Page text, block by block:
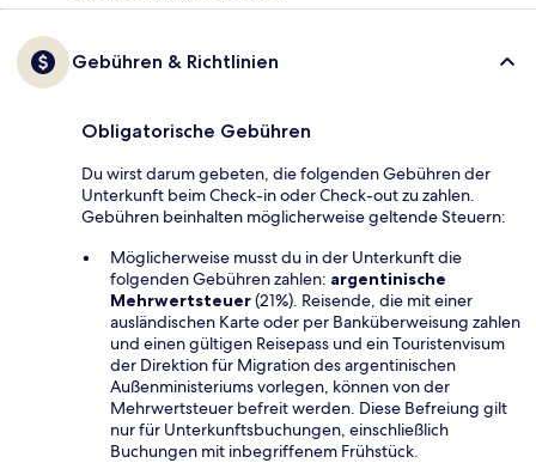
Gebühren & Richtlinien
Obligatorische Gebühren
Du wirst darum gebeten, die folgenden Gebühren der
Unterkunft beim Check-in oder Check-out zu zahlen.
Gebühren beinhalten möglicherweise geltende Steuern:
Möglicherweise musst du in der Unterkunft die
folgenden Gebühren zahlen: argentinische
Mehrwertsteuer(21%). Reisende, die mit einer
ausländischen Karte oder per Banküberweisung zahlen
und einen gültigen Reisepass und ein Touristenvisum
der Direktion für Migration des argentinischen
Außenministeriums vorlegen, können von der
Mehrwertsteuer befreit werden. Diese Befreiung gilt
nur für Unterkunftsbuchungen, einschließlich
Buchungen mit inbegriffenem Frühstück.